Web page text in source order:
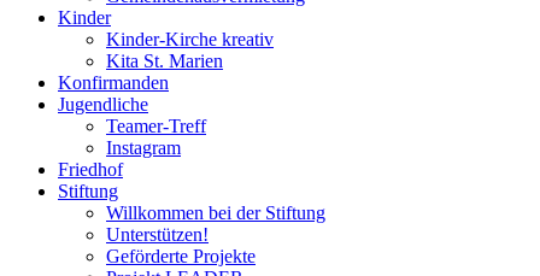
Kinder
Kinder-Kirche kreativ
Kita St. Marien
Konfirmanden
Jugendliche
Teamer-Treff
Instagram
Friedhof
Stiftung
Willkommen bei der Stiftung
Unterstützen!
Geförderte Projekte